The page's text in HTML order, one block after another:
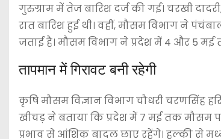
गुरुग्राम में तेज बारिश दर्ज की गई। चरखी
रात बारिश हुई थी। वहीं, मौसम विभाग ने
जताई है। मौसम विभाग ने प्रदेश में 4 और 5 मई
तापमान में गिरावट बनी रहेगी
कृषि मौसम विज्ञान विभाग चौधरी चरणसिंह
खीचड़ ने बताया कि प्रदेश में 7 मई तक मौसम
प्रभाव से आंशिक बादल छाए रहेंगे। हल्की से